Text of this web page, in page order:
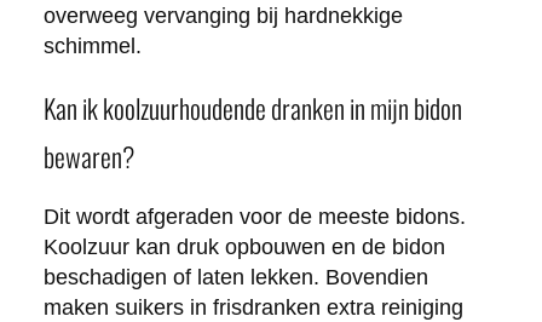
overweeg vervanging bij hardnekkige
schimmel.
Kan ik koolzuurhoudende dranken in mijn bidon
bewaren?
Dit wordt afgeraden voor de meeste bidons.
Koolzuur kan druk opbouwen en de bidon
beschadigen of laten lekken. Bovendien
maken suikers in frisdranken extra reiniging